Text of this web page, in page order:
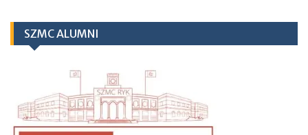
Rahim Yar Khan)
SZMC ALUMNI